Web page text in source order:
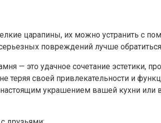
царапины, их можно устранить с
повреждений лучше
— это удачное сочетание эстетики,
теряя своей привлекательности и
украшением вашей кухни или